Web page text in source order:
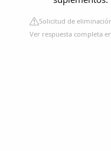
Solicitud de
Ver respuesta completa